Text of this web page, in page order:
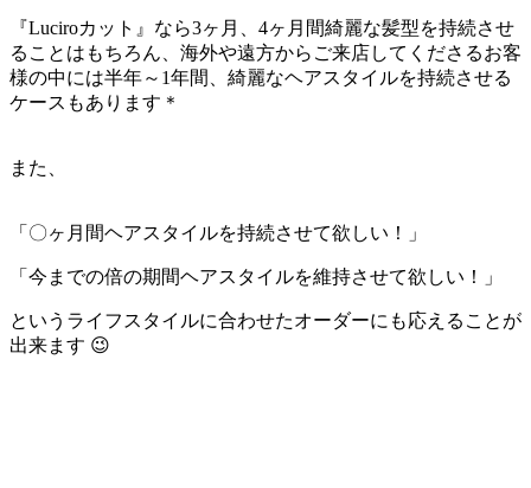
『Luciroカット』なら3ヶ月、4ヶ月間綺麗な髪型を持続させ
ることはもちろん、海外や遠方からご来店してくださるお客
様の中には半年～1年間、綺麗なヘアスタイルを持続させる
ケースもあります＊
また、
「〇ヶ月間ヘアスタイルを持続させて欲しい！」
「今までの倍の期間ヘアスタイルを維持させて欲しい！」
というライフスタイルに合わせたオーダーにも応えることが
出来ます 😉